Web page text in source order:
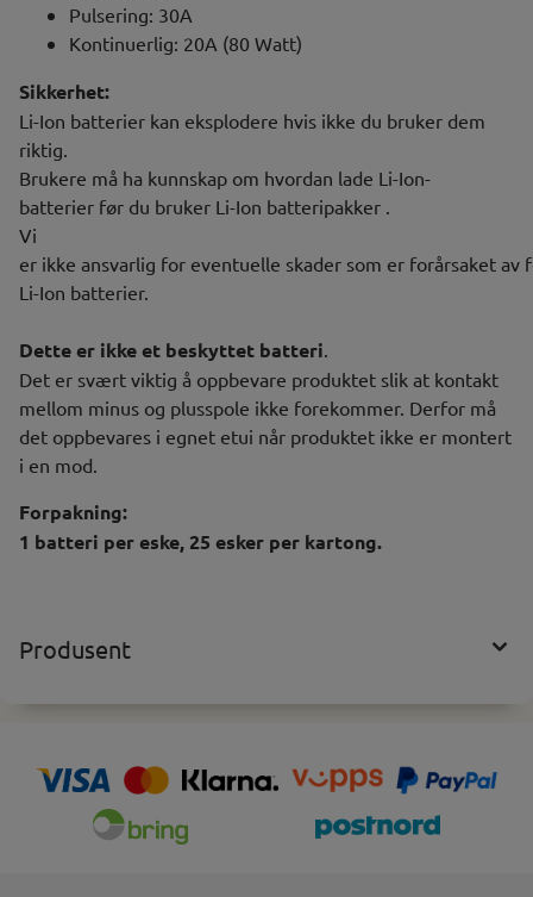
Pulsering: 30A
Kontinuerlig: 20A (80 Watt)
Sikkerhet:
Li-Ion batterier kan eksplodere hvis ikke du bruker dem
riktig.
Brukere må ha kunnskap om hvordan lade Li-Ion-
batterier før du bruker Li-Ion batteripakker .
Vi
er ikke ansvarlig for eventuelle skader som er forårsaket av
Li-Ion batterier.
Dette er ikke et beskyttet batteri.
Det er svært viktig å oppbevare produktet slik at kontakt
mellom minus og plusspole ikke forekommer. Derfor må
det oppbevares i egnet etui når produktet ikke er montert
i en mod.
Forpakning:
1 batteri per eske, 25 esker per kartong.
Produsent